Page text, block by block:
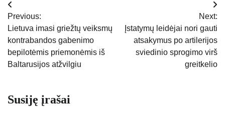
Navigacija
tarp
įrašų
Previous:
Lietuva imasi griežtų veiksmų
kontrabandos gabenimo
bepilotėmis priemonėmis iš
Baltarusijos atžvilgiu
Next:
Įstatymų leidėjai nori gauti
atsakymus po artilerijos
sviedinio sprogimo virš
greitkelio
Susiję įrašai